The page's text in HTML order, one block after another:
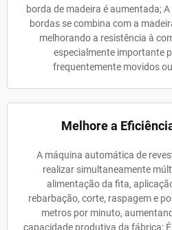
borda de madeira é aumentada;
bordas se combina com a
melhorando a resistência à
especialmente importante
frequentemente movidos
Melhore a
A máquina automática de
realizar simultaneamente
alimentação da fita,
rebarbação, corte, raspagem e
metros por minuto,
capacidade produtiva da fábrica;